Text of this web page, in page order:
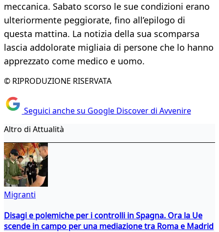
meccanica. Sabato scorso le sue condizioni erano
ulteriormente peggiorate, fino all’epilogo di
questa mattina. La notizia della sua scomparsa
lascia addolorate migliaia di persone che lo hanno
apprezzato come medico e uomo.
© RIPRODUZIONE RISERVATA
Seguici anche su Google Discover di Avvenire
Altro di Attualità
Migranti
Disagi e polemiche per i controlli in Spagna. Ora la Ue
scende in campo per una mediazione tra Roma e Madrid